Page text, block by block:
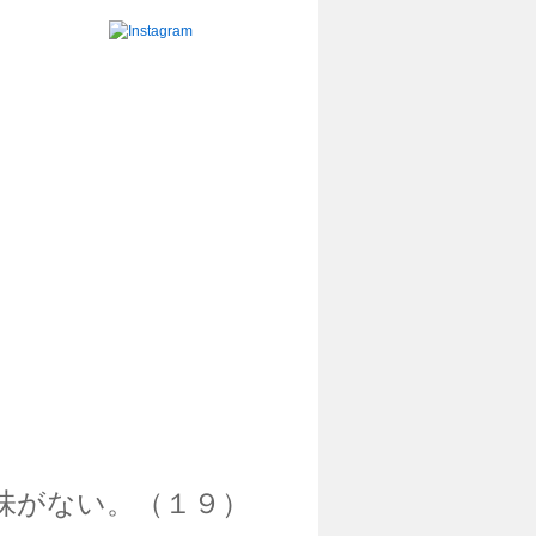
ない。（１９）